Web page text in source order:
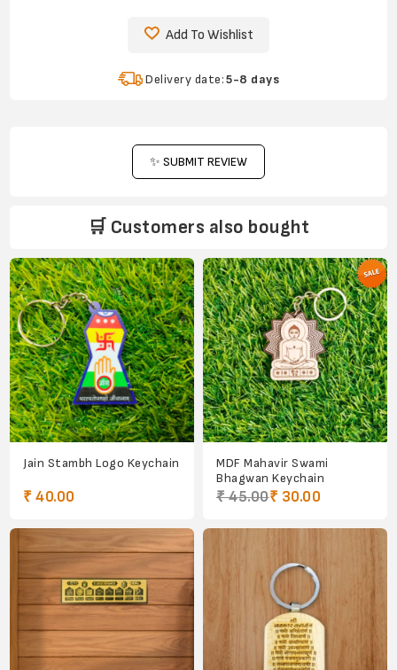
Add To Wishlist
Delivery date:5-8 days
✨ SUBMIT REVIEW
🛒 Customers also bought
Jain Stambh Logo Keychain
₹ 40.00
MDF Mahavir Swami
Bhagwan Keychain
₹ 45.00₹ 30.00